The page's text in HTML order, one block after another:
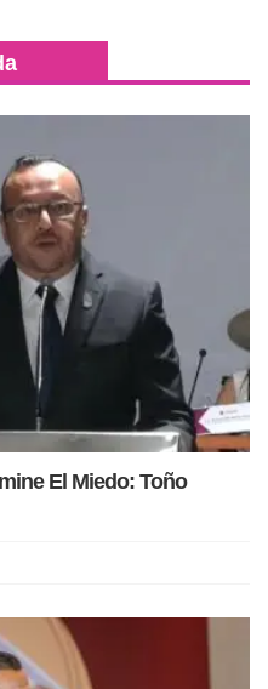
El Miedo: Toño